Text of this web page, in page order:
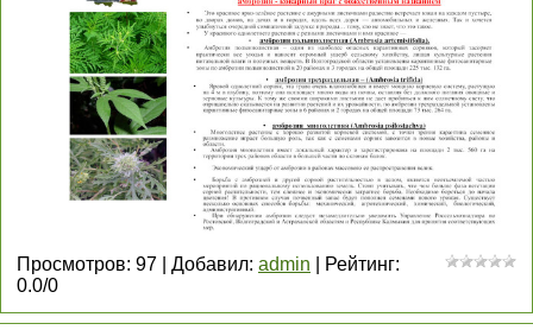
Просмотров: 97 Добавил: admin Рейтинг:
0.0/0